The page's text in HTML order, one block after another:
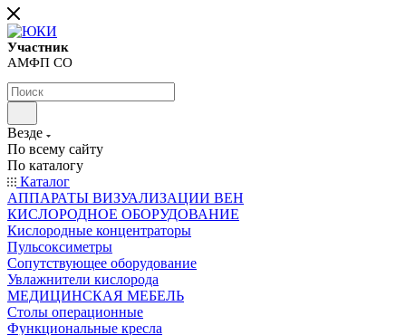
Участник
АМФП СО
Везде
По всему сайту
По каталогу
Каталог
АППАРАТЫ ВИЗУАЛИЗАЦИИ ВЕН
КИСЛОРОДНОЕ ОБОРУДОВАНИЕ
Кислородные концентраторы
Пульсоксиметры
Сопутствующее оборудование
Увлажнители кислорода
МЕДИЦИНСКАЯ МЕБЕЛЬ
Столы операционные
Функциональные кресла